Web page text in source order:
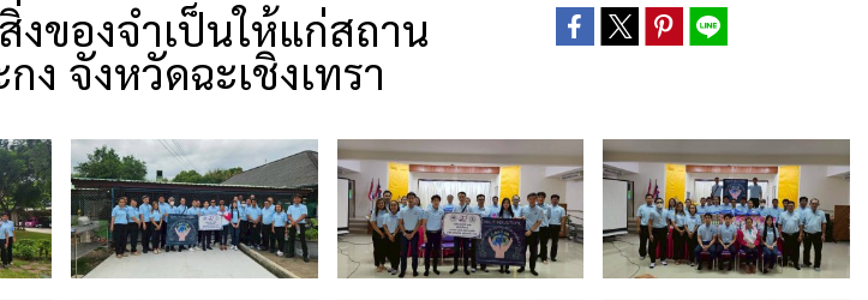
ของจำเป็นให้แก่สถาน
จังหวัดฉะเชิงเทรา